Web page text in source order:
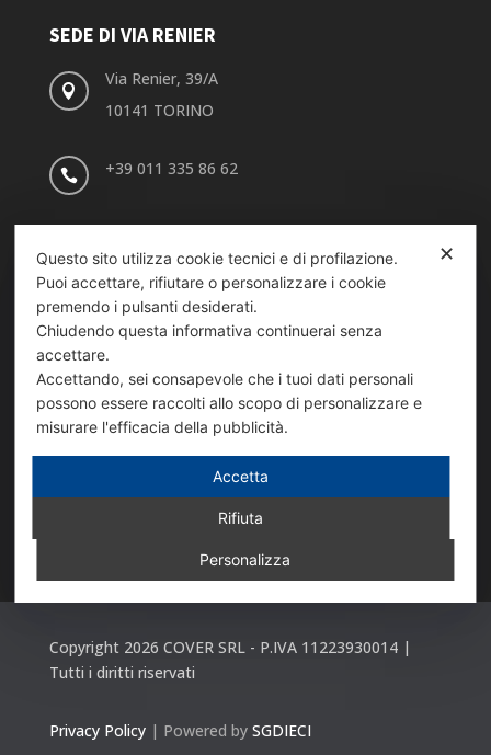
SEDE DI VIA RENIER

Via Renier, 39/A
10141 TORINO
 +39 011 335 86 62
SEDE DI VIA SANSOVINO

Via Sansovino, 243/9
10151 TORINO

info_sansovino@coverdiffusion.it
Copyright 2026 COVER SRL - P.IVA 11223930014 |
Tutti i diritti riservati
Privacy Policy| Powered by SGDIECI
✕
Questo sito utilizza cookie tecnici e di profilazione.
Puoi accettare, rifiutare o personalizzare i cookie
premendo i pulsanti desiderati.
Chiudendo questa informativa continuerai senza
accettare.
Accettando, sei consapevole che i tuoi dati personali
possono essere raccolti allo scopo di personalizzare e
misurare l'efficacia della pubblicità.
Accetta
Rifiuta
Personalizza